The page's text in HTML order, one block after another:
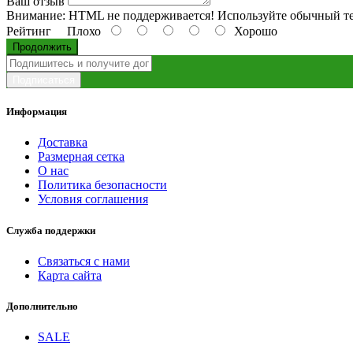
Внимание: HTML не поддерживается! Используйте обычный
Рейтинг Плохо Хорошо
Продолжить
Информация
Доставка
Размерная сетка
О нас
Политика безопасности
Условия соглашения
Служба поддержки
Связаться с нами
Карта сайта
Дополнительно
SALE